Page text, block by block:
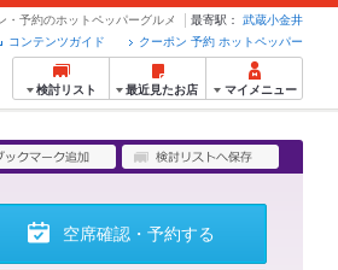
予約のホットペッパーグルメ 最寄駅：
武蔵小金井
クーポン 予約 ホットペッパー
コンテンツガイド
検討リスト 最近見たお店 マイメニュー
空席確認・予約する